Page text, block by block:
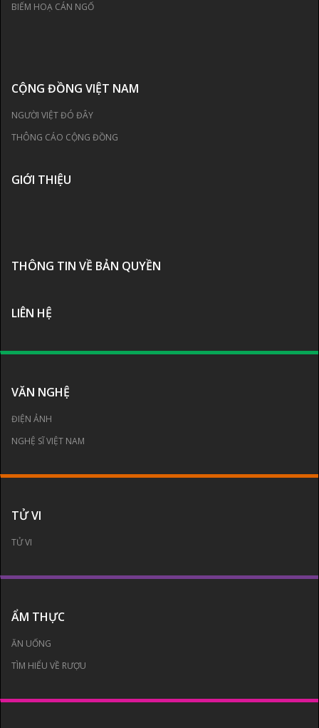
BIẾM HOẠ CÁN NGỐ
CỘNG ĐỒNG VIỆT NAM
NGƯỜI VIỆT ĐÓ ĐÂY
THÔNG CÁO CỘNG ĐỒNG
GIỚI THIỆU
THÔNG TIN VỀ BẢN QUYỀN
LIÊN HỆ
VĂN NGHỆ
ĐIỆN ẢNH
NGHỆ SĨ VIỆT NAM
TỬ VI
TỬ VI
ẨM THỰC
ĂN UỐNG
TÌM HIỂU VỀ RƯỢU